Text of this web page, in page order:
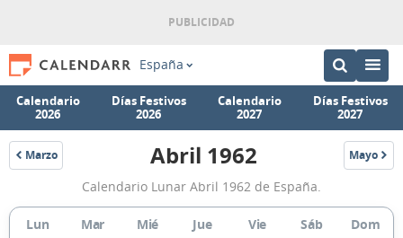
España
Calendario
2026
Días Festivos
2026
Calendario
2027
Días Festivos
2027
Marzo
1962
Calendario
Lunar
Abril
Abril 1962 Mayo
1962
Calendario Lunar Abril 1962 de España.
Lun Mar Mié Jue Vie Sáb Dom